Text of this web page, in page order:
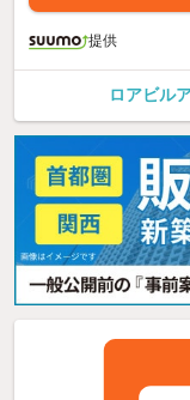
提供
ロアビル